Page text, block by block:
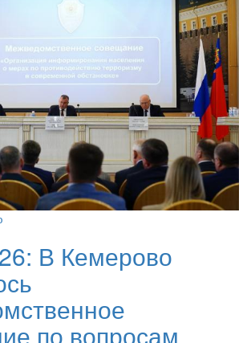
В Кемерово
по вопросам